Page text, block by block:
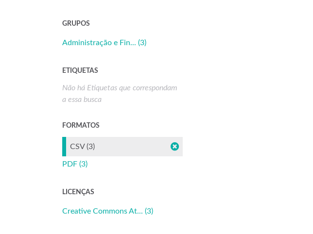
GRUPOS
Administração e Fin... (3)
ETIQUETAS
Não há Etiquetas que correspondam
a essa busca
FORMATOS
CSV (3)
PDF (3)
LICENÇAS
Creative Commons At... (3)